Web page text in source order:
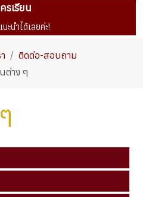
รเรียน
ะนำได้เลยค่ะ!
ติดต่อ-สอบถาม
ต่าง ๆ